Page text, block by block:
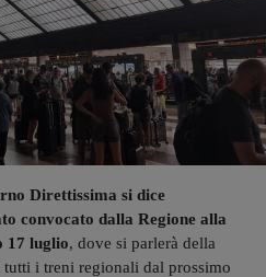
Direttissima si dice
convocato dalla Regione alla
17 luglio, dove si parlerà della
i treni regionali dal prossimo